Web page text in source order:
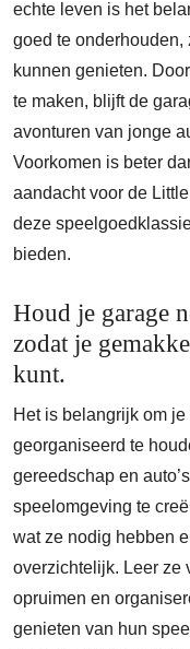
echte leven is het
goed te
kunnen genieten.
te maken, blijft de
avonturen van jonge
Voorkomen is beter
aandacht voor de
deze
bieden.
Houd je garage
zodat je
kunt.
Het is belangrijk om
georganiseerd te
gereedschap en
speelomgeving te
wat ze nodig hebben
overzichtelijk. Leer ze
opruimen en
genieten van hun